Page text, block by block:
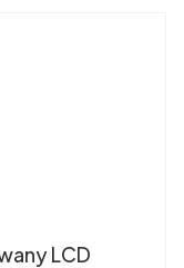
LCD